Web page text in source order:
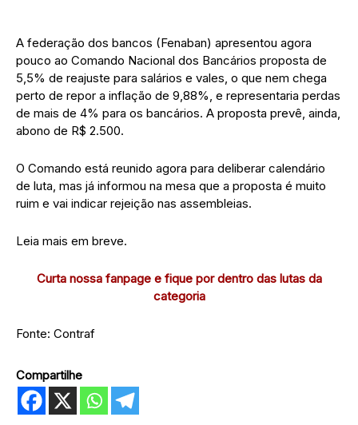
A federação dos bancos (Fenaban) apresentou agora
pouco ao Comando Nacional dos Bancários proposta de
5,5% de reajuste para salários e vales, o que nem chega
perto de repor a inflação de 9,88%, e representaria perdas
de mais de 4% para os bancários. A proposta prevê, ainda,
abono de R$ 2.500.
O Comando está reunido agora para deliberar calendário
de luta, mas já informou na mesa que a proposta é muito
ruim e vai indicar rejeição nas assembleias.
Leia mais em breve.
Curta nossa fanpage e fique por dentro das lutas da
categoria
Fonte: Contraf
Compartilhe